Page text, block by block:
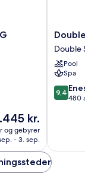
kr.
kr.
og gebyrer
- 3. sep.
Double-
Six
Luxury
Hotel
Double
Six
Double
Pool
Spa
9.4
ud
9,4
480